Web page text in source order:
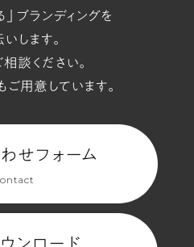
」ブランディングを
します。
談ください。
ご用意しています。
せフォーム